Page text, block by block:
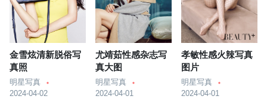
金雪炫清新脱俗写
真照
明星写真
2024-04-02
尤靖茹性感杂志写
真大图
明星写真
2024-04-01
孝敏性感火辣写真
图片
明星写真
2024-04-01